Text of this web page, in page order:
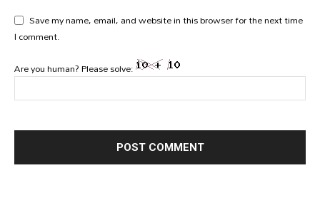
Save my name, email, and website in this browser for the next time
I comment.
Are you human? Please solve: